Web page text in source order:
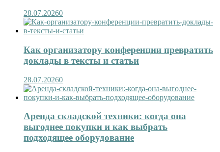
28.07.20260
Как организатору конференции превратить
доклады в тексты и статьи
28.07.20260
Аренда складской техники: когда она
выгоднее покупки и как выбрать
подходящее оборудование